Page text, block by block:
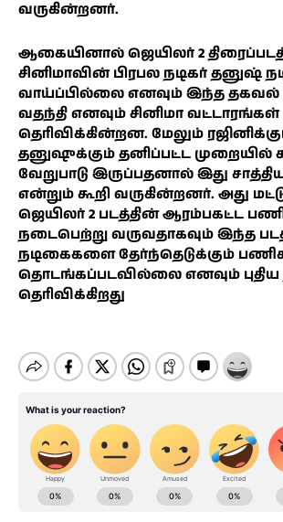
வருகின்றனர்.
ஆகையினால் ஜெயிலர் 2
சினிமாவின் பிரபல நடிகர் தனுஷ்
வாய்ப்பில்லை எனவும் இந்த தகவல்
வதந்தி எனவும் சினிமா வட்டாரங்கள்
தெரிவிக்கின்றன. மேலும்
தனுஷுக்கும் தனிப்பட்ட முறையில்
வேறுபாடு இருப்பதனால் இது
என்றும் கூறி வருகின்றனர். அது
ஜெயிலர் 2 படத்தின் ஆரம்பகட்ட
நடைபெற்று வருவதாகவும் இந்த
நடிகைகளை தேர்ந்தெடுக்கும்
தொடங்கப்படவில்லை எனவும்
தெரிவிக்கிறது